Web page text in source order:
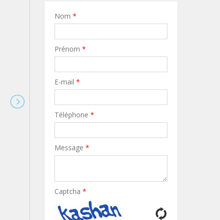
Nom *
Prénom *
E-mail *
Téléphone *
Message *
Captcha *